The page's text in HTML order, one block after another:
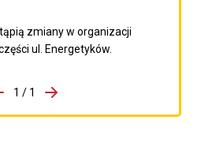
zmiany w organizacji
ul. Energetyków.
1 / 1
Przejdź do następnego